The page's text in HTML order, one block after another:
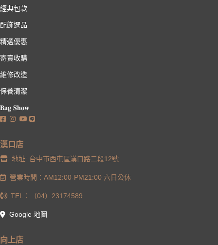
經典包款
配飾選品
精選優惠
寄賣收購
維修改造
保養清潔
𝐁𝐚𝐠 𝐒𝐡𝐨𝐰
漢口店
地址: 台中市西屯區漢口路二段12號
營業時間：AM12:00-PM21:00 六日公休
TEL：（04）23174589
Google 地圖
向上店